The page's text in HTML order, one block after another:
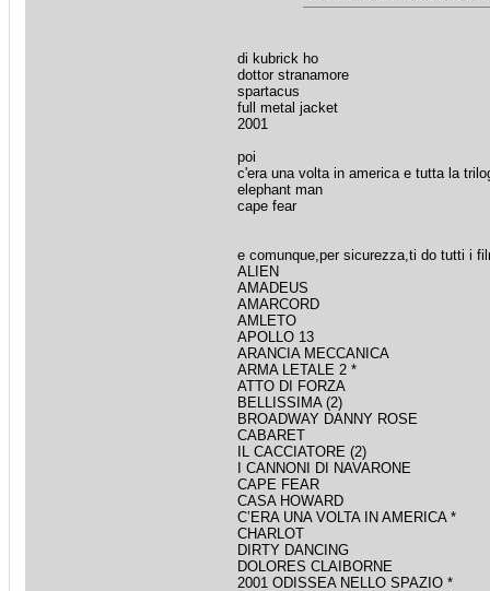
di kubrick ho
dottor stranamore
spartacus
full metal jacket
2001
poi
c'era una volta in america e tutta la
elephant man
cape fear
e comunque,per sicurezza,ti do tutti i
ALIEN
AMADEUS
AMARCORD
AMLETO
APOLLO 13
ARANCIA MECCANICA
ARMA LETALE 2 *
ATTO DI FORZA
BELLISSIMA (2)
BROADWAY DANNY ROSE
CABARET
IL CACCIATORE (2)
I CANNONI DI NAVARONE
CAPE FEAR
CASA HOWARD
C’ERA UNA VOLTA IN AMERICA *
CHARLOT
DIRTY DANCING
DOLORES CLAIBORNE
2001 ODISSEA NELLO SPAZIO *